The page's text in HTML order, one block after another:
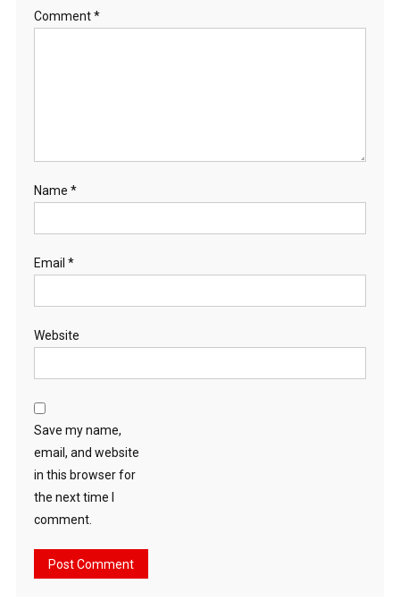
Comment*
Name *
Email *
Website
Save my name,
email, and website
in this browser for
the next time I
comment.